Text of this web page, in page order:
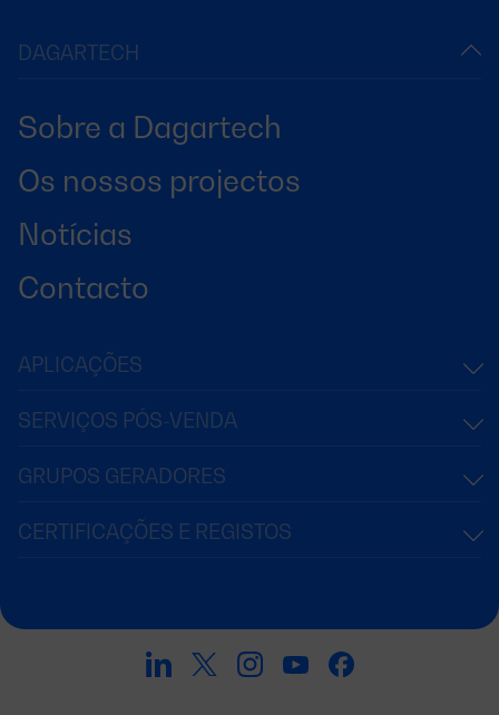
DAGARTECH
Sobre a Dagartech
Os nossos projectos
Notícias
Contacto
APLICAÇÕES
SERVIÇOS PÓS-VENDA
GRUPOS GERADORES
CERTIFICAÇÕES E REGISTOS